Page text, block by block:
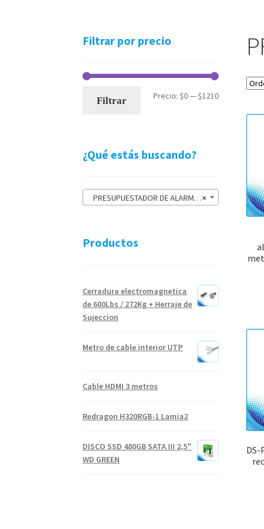
DS-
Filtrar por precio
Precio
Precio
Filtrar Precio:$0—$1210
¿Qué estás buscando?
×
PRESUPUESTADOR DE ALARMAS
Productos
Cerradura electromagnetica
de 600Lbs / 272Kg + Herraje de
Sujeccion
Metro de cable interior UTP
Cable HDMI 3 metros
Redragon H320RGB-1 Lamia2
DISCO SSD 480GB SATA III 2,5"
WD GREEN